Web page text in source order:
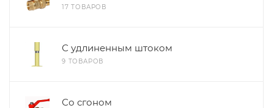
17 ТОВАРОВ
С удлиненным штоком
9 ТОВАРОВ
Со сгоном